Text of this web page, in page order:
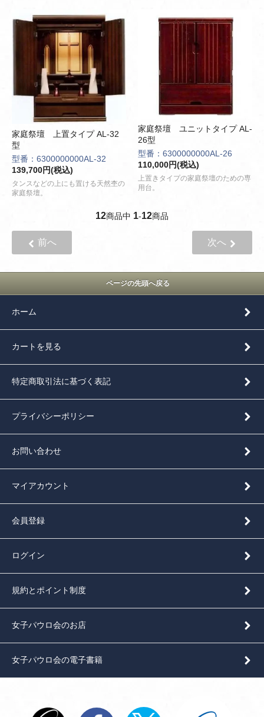
家庭祭壇 上置タイプ AL-32
型
型番：6300000000AL-32
139,700円(税込)
タンスなどの上にも置ける天然杢の
家庭祭壇。
家庭祭壇 ユニットタイプ AL-
26型
型番：6300000000AL-26
110,000円(税込)
上置きタイプの家庭祭壇のための専
用台。
12商品中 1-12商品
前へ 次へ
ページの先頭へ戻る
ホーム
カートを見る
特定商取引法に基づく表記
プライバシーポリシー
お問い合わせ
マイアカウント
会員登録
ログイン
規約とポイント制度
女子パウロ会のお店
女子パウロ会の電子書籍